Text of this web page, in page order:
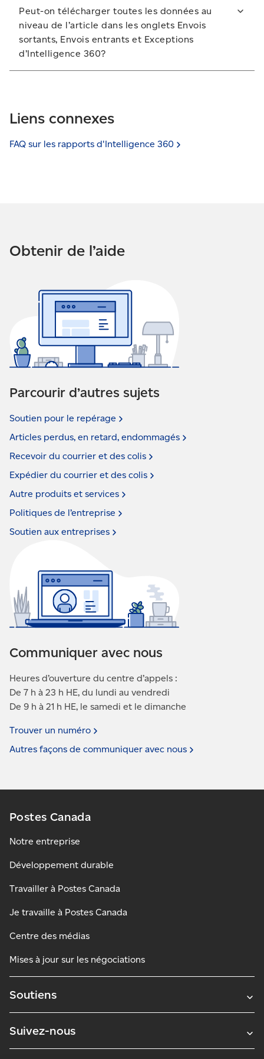
fois que l’article a été ramassé.
jour toutes les 15 minutes.
Peut-on télécharger toutes les données au
niveau de l’article dans les onglets Envois
sortants, Envois entrants et Exceptions
d’Intelligence 360?
sommaire de repérage.
Liens connexes
FAQ sur les rapports d'Intelligence 360
Obtenir de l’aide
Parcourir d’autres sujets
Soutien pour le repérage
Articles perdus, en retard, endommagés
Recevoir du courrier et des colis
Expédier du courrier et des colis
Autre produits et services
Politiques de l’entreprise
Soutien aux entreprises
Communiquer avec nous
Heures d’ouverture du centre d’appels :
De 7 h à 23 h HE, du lundi au vendredi
De 9 h à 21 h HE, le samedi et le dimanche
Trouver un numéro
Autres façons de communiquer avec nous
Postes Canada
Notre entreprise
Développement durable
Travailler à Postes Canada
Je travaille à Postes Canada
Centre des médias
Mises à jour sur les négociations
Soutiens
Suivez-nous